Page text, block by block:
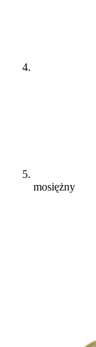
mosiężny